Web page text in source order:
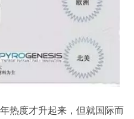
热度才升起来，但就国际而